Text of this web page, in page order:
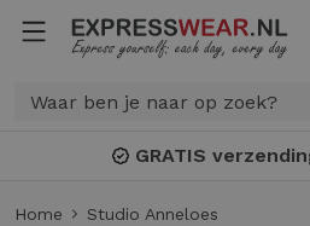
GRATIS
Home Studio Anneloes